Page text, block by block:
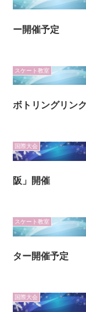
ー開催予定
スケート教室
ボトリングリン
国際大会
阪」開催
スケート教室
ター開催予定
国際大会